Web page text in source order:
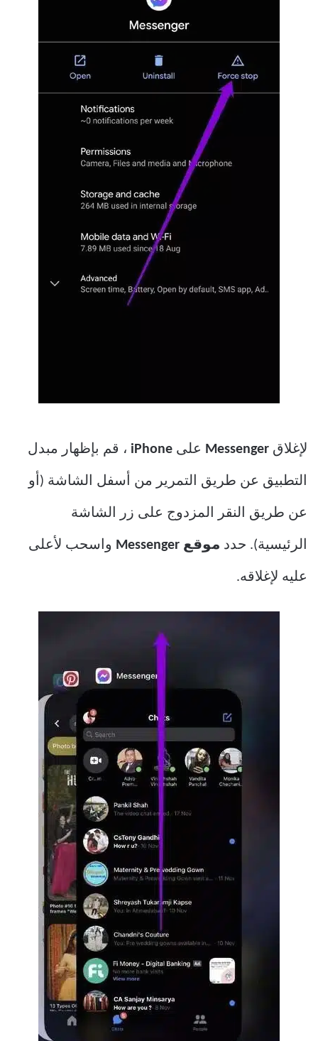
لإغلاق Messenger على iPhone ، قم بإظهار مبدل
التطبيق عن طريق التمرير من أسفل الشاشة (أو
عن طريق النقر المزدوج على زر الشاشة
الرئيسية). حدد موقع Messenger واسحب لأعلى
عليه لإغلاقه.